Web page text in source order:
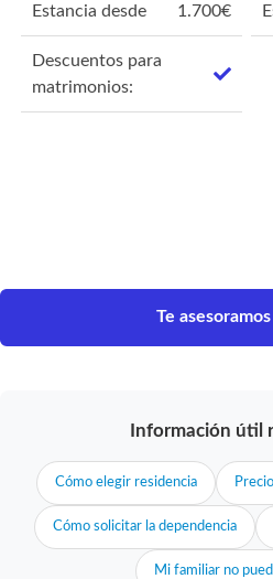
Estancia desde 1.700€
Descuentos para
matrimonios:
Te
Información útil
Cómo elegir residencia
Cómo solicitar la dependencia
Mi familiar no